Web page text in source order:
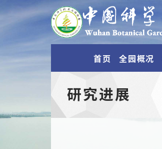
首页 全园概况
研究进展